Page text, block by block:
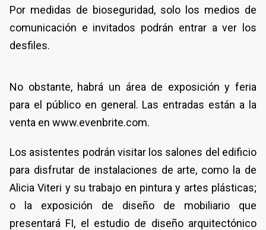
Por medidas de bioseguridad, solo los medios de
comunicación e invitados podrán entrar a ver los
desfiles.
No obstante, habrá un área de exposición y feria
para el público en general. Las entradas están a la
venta en www.evenbrite.com.
Los asistentes podrán visitar los salones del edificio
para disfrutar de instalaciones de arte, como la de
Alicia Viteri y su trabajo en pintura y artes plásticas;
o la exposición de diseño de mobiliario que
presentará FI, el estudio de diseño arquitectónico